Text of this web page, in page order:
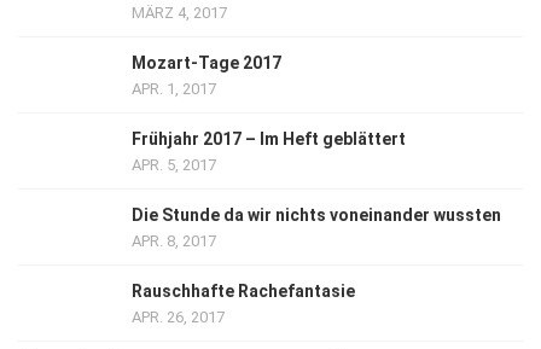
MÄRZ 4, 2017
Mozart-Tage 2017
APR. 1, 2017
Frühjahr 2017 – Im Heft geblättert
APR. 5, 2017
Die Stunde da wir nichts voneinander wussten
APR. 8, 2017
Rauschhafte Rachefantasie
APR. 26, 2017